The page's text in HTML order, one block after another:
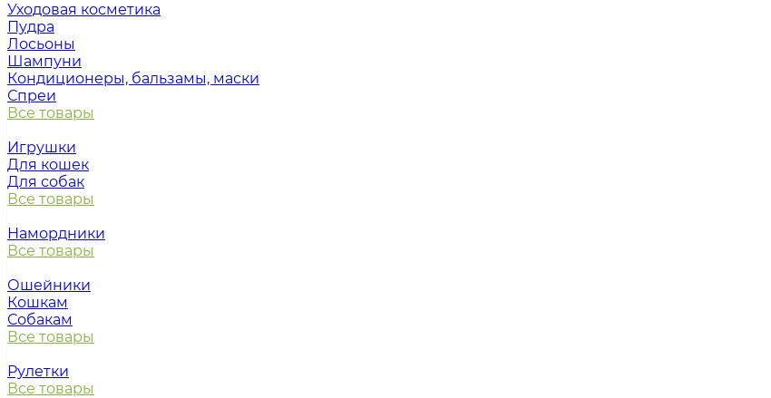
Уходовая косметика
Пудра
Лосьоны
Шампуни
Кондиционеры, бальзамы, маски
Спреи
Все товары
Игрушки
Для кошек
Для собак
Все товары
Намордники
Все товары
Ошейники
Кошкам
Собакам
Все товары
Рулетки
Все товары